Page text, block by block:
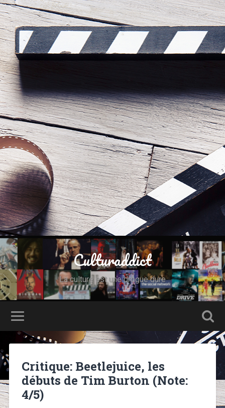
Culturaddict
La culture est une drogue dure
Critique: Beetlejuice, les
débuts de Tim Burton (Note:
4/5)